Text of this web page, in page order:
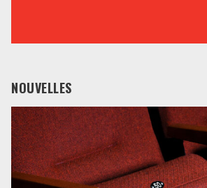
NOUVELLES